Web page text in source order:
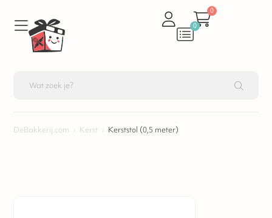
0
0
DeBakkerij.com › Kerst › Kerststol (0,5 meter)